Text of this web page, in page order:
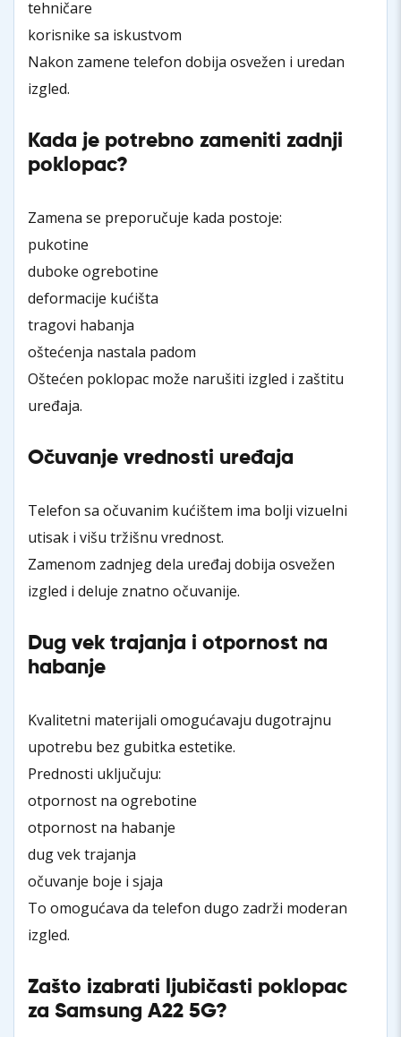
tehničare
korisnike sa iskustvom
Nakon zamene telefon dobija osvežen i uredan
izgled.
Kada je potrebno zameniti zadnji
poklopac?
Zamena se preporučuje kada postoje:
pukotine
duboke ogrebotine
deformacije kućišta
tragovi habanja
oštećenja nastala padom
Oštećen poklopac može narušiti izgled i zaštitu
uređaja.
Očuvanje vrednosti uređaja
Telefon sa očuvanim kućištem ima bolji vizuelni
utisak i višu tržišnu vrednost.
Zamenom zadnjeg dela uređaj dobija osvežen
izgled i deluje znatno očuvanije.
Dug vek trajanja i otpornost na
habanje
Kvalitetni materijali omogućavaju dugotrajnu
upotrebu bez gubitka estetike.
Prednosti uključuju:
otpornost na ogrebotine
otpornost na habanje
dug vek trajanja
očuvanje boje i sjaja
To omogućava da telefon dugo zadrži moderan
izgled.
Zašto izabrati ljubičasti poklopac
za Samsung A22 5G?